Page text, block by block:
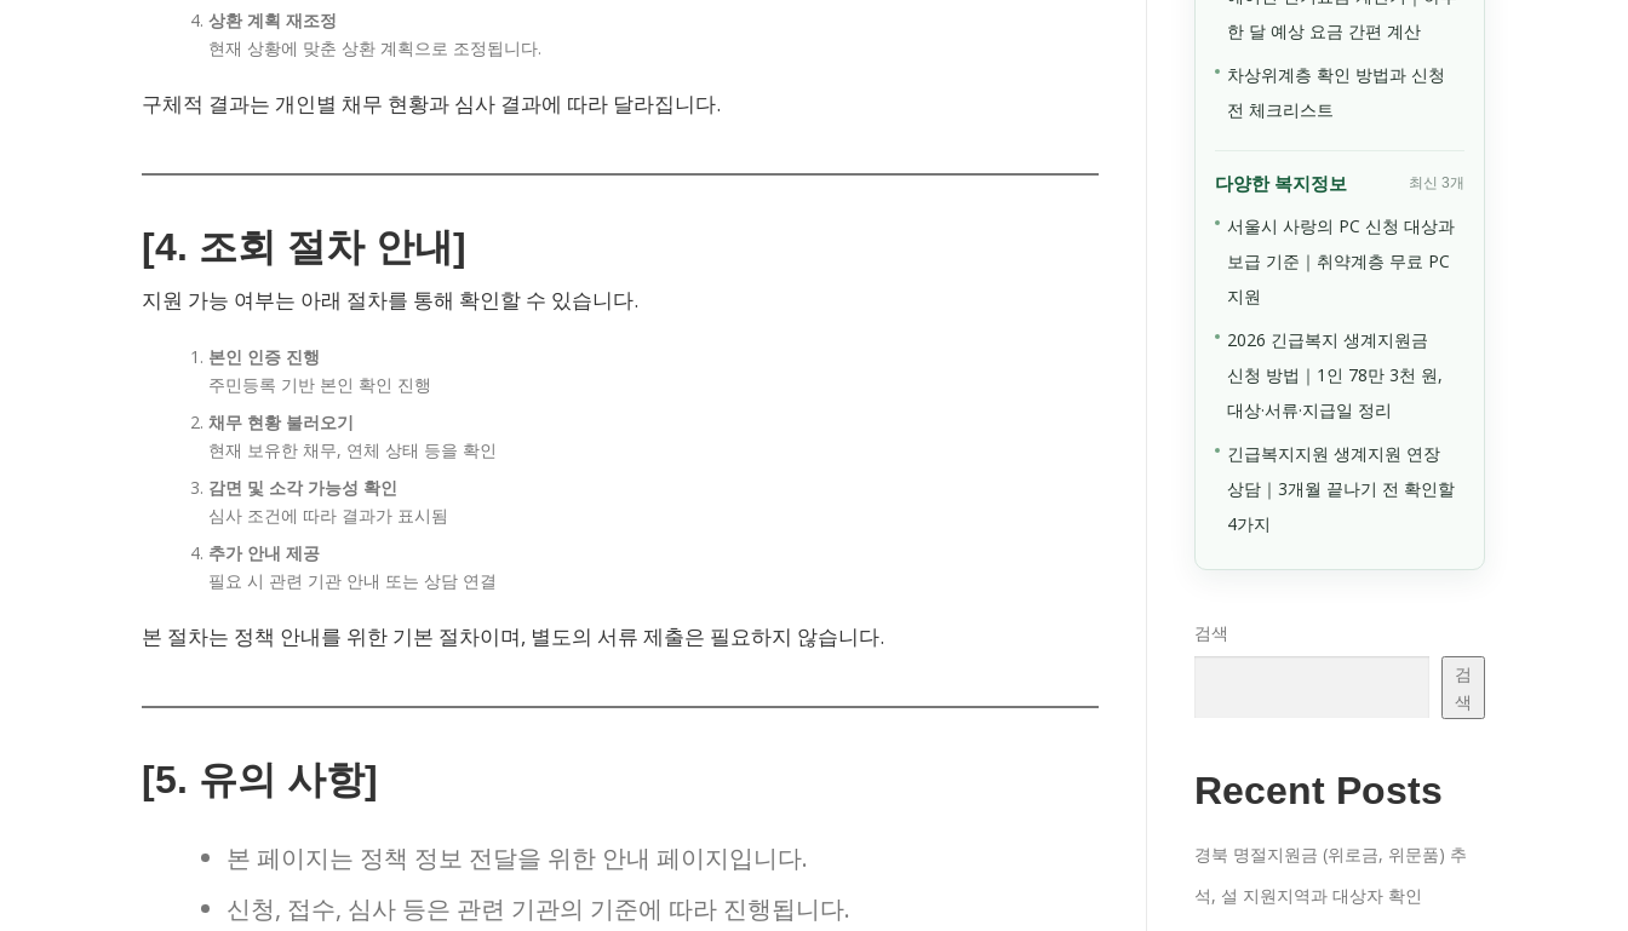
상환 계획 재조정
현재 상황에 맞춘 상환 계획으로 조정됩니다.
구체적 결과는 개인별 채무 현황과 심사 결과에 따라 달라집니다.
[4. 조회 절차 안내]
지원 가능 여부는 아래 절차를 통해 확인할 수 있습니다.
본인 인증 진행
주민등록 기반 본인 확인 진행
채무 현황 불러오기
현재 보유한 채무, 연체 상태 등을 확인
감면 및 소각 가능성 확인
심사 조건에 따라 결과가 표시됨
추가 안내 제공
필요 시 관련 기관 안내 또는 상담 연결
본 절차는 정책 안내를 위한 기본 절차이며, 별도의 서류 제출은 필요하지 않습니다.
[5. 유의 사항]
본 페이지는 정책 정보 전달을 위한 안내 페이지입니다.
신청, 접수, 심사 등은 관련 기관의 기준에 따라 진행됩니다.
한 달 예상 요금 간편 계산
차상위계층 확인 방법과 신청
전 체크리스트
다양한 복지정보 최신 3개
서울시 사랑의 PC 신청 대상과
보급 기준｜취약계층 무료 PC
지원
2026 긴급복지 생계지원금
신청 방법｜1인 78만 3천 원,
대상·서류·지급일 정리
긴급복지지원 생계지원 연장
상담｜3개월 끝나기 전 확인할
4가지
검색
검
색
Recent Posts
경북 명절지원금 (위로금, 위문품) 추
석, 설 지원지역과 대상자 확인